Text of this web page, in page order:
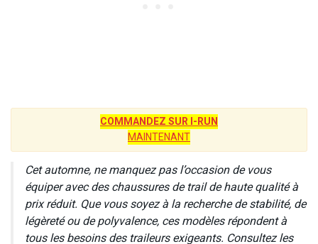
COMMANDEZ SUR I-RUN
MAINTENANT
Cet automne, ne manquez pas l’occasion de vous
équiper avec des chaussures de trail de haute qualité à
prix réduit. Que vous soyez à la recherche de stabilité, de
légèreté ou de polyvalence, ces modèles répondent à
tous les besoins des traileurs exigeants. Consultez les